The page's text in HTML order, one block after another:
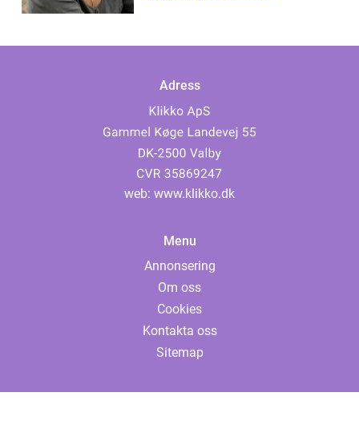
Adress
web: www.klikko.dk
Menu
Annonsering
Om oss
Cookies
Kontakta oss
Sitemap